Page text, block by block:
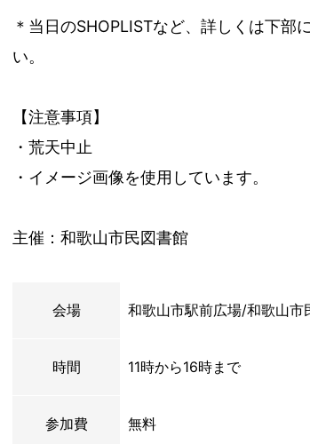
＊当日のSHOPLISTなど、詳しくは下部
い。
【注意事項】
・荒天中止
・イメージ画像を使用しています。
主催：和歌山市民図書館
会場 和歌山市駅前広場/和歌山市
時間 11時から16時まで
参加費 無料